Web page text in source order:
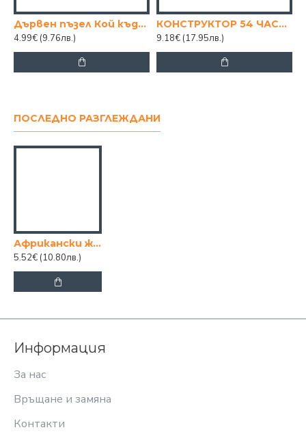
Дървен пъзел Кой къде живее
4.99€ (9.76лв.)
КОНСТРУКТОР 54 ЧАСТИ
9.18€ (17.95лв.)
ПОСЛЕДНО РАЗГЛЕЖДАНИ
Африкански животни - 12 кубчета
5.52€ (10.80лв.)
Информация
За нас
Връщане и замяна
Контакти